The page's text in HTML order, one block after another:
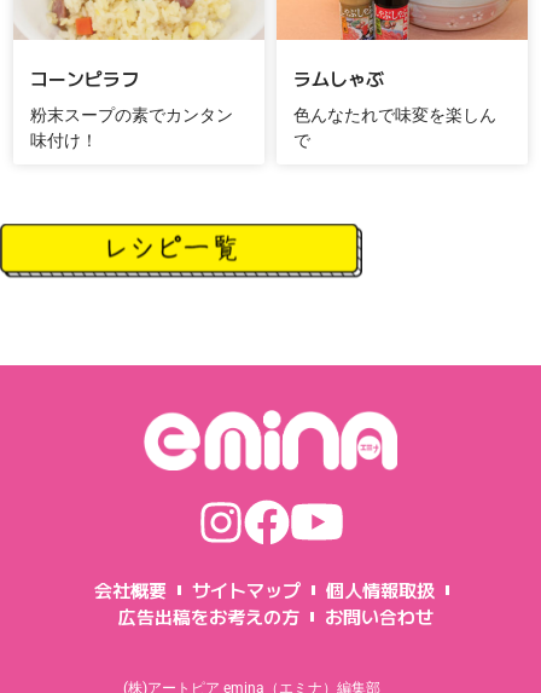
コーンピラフ
粉末スープの素でカンタン
味付け！
ラムしゃぶ
色んなたれで味変を楽しん
で
会社概要 サイトマップ
個人情報取扱
広告出稿をお考えの方
お問い合わせ
(株)アートピア emina（エミナ）編集部